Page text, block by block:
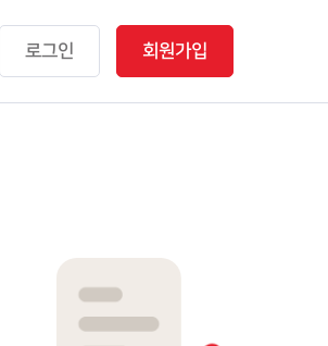
로그인 회원가입